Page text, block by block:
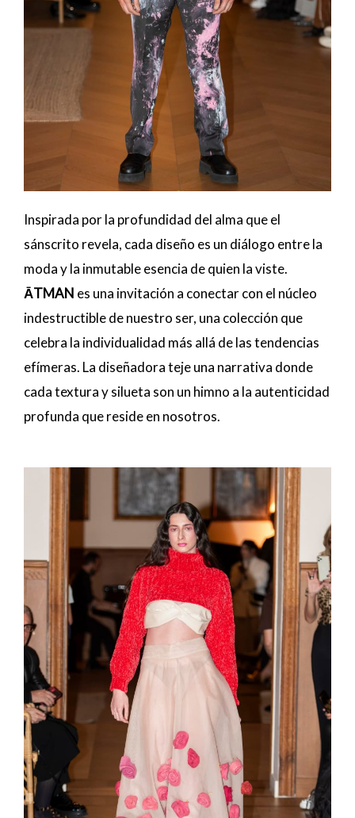
Inspirada por la profundidad del alma que el
sánscrito revela, cada diseño es un diálogo entre la
moda y la inmutable esencia de quien la viste.
ĀTMAN es una invitación a conectar con el núcleo
indestructible de nuestro ser, una colección que
celebra la individualidad más allá de las tendencias
efímeras. La diseñadora teje una narrativa donde
cada textura y silueta son un himno a la autenticidad
profunda que reside en nosotros.